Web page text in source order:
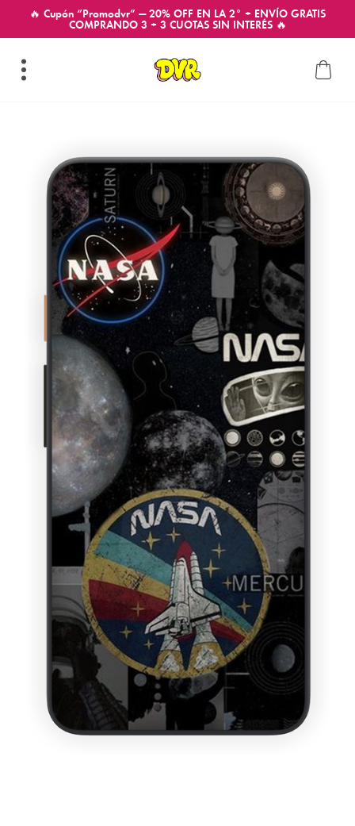
🔥 Cupón “Promodvr” — 20% OFF EN LA 2° + ENVÍO GRATIS
COMPRANDO 3 + 3 CUOTAS SIN INTERÉS 🔥